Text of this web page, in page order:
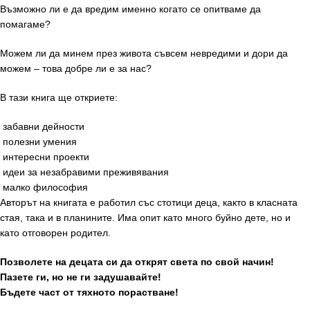
Възможно ли е да вредим именно когато се опитваме да
помагаме?
Можем ли да минем през живота съвсем невредими и дори да
можем – това добре ли е за нас?
В тази книга ще откриете:
забавни дейности
полезни умения
интересни проекти
идеи за незабравими преживявания
малко философия
Авторът на книгата е работил със стотици деца, както в класната
стая, така и в планините. Има опит като много буйно дете, но и
като отговорен родител.
Позволете на децата си да открят света по свой начин!
Пазете ги, но не ги задушавайте!
Бъдете част от тяхното порастване!